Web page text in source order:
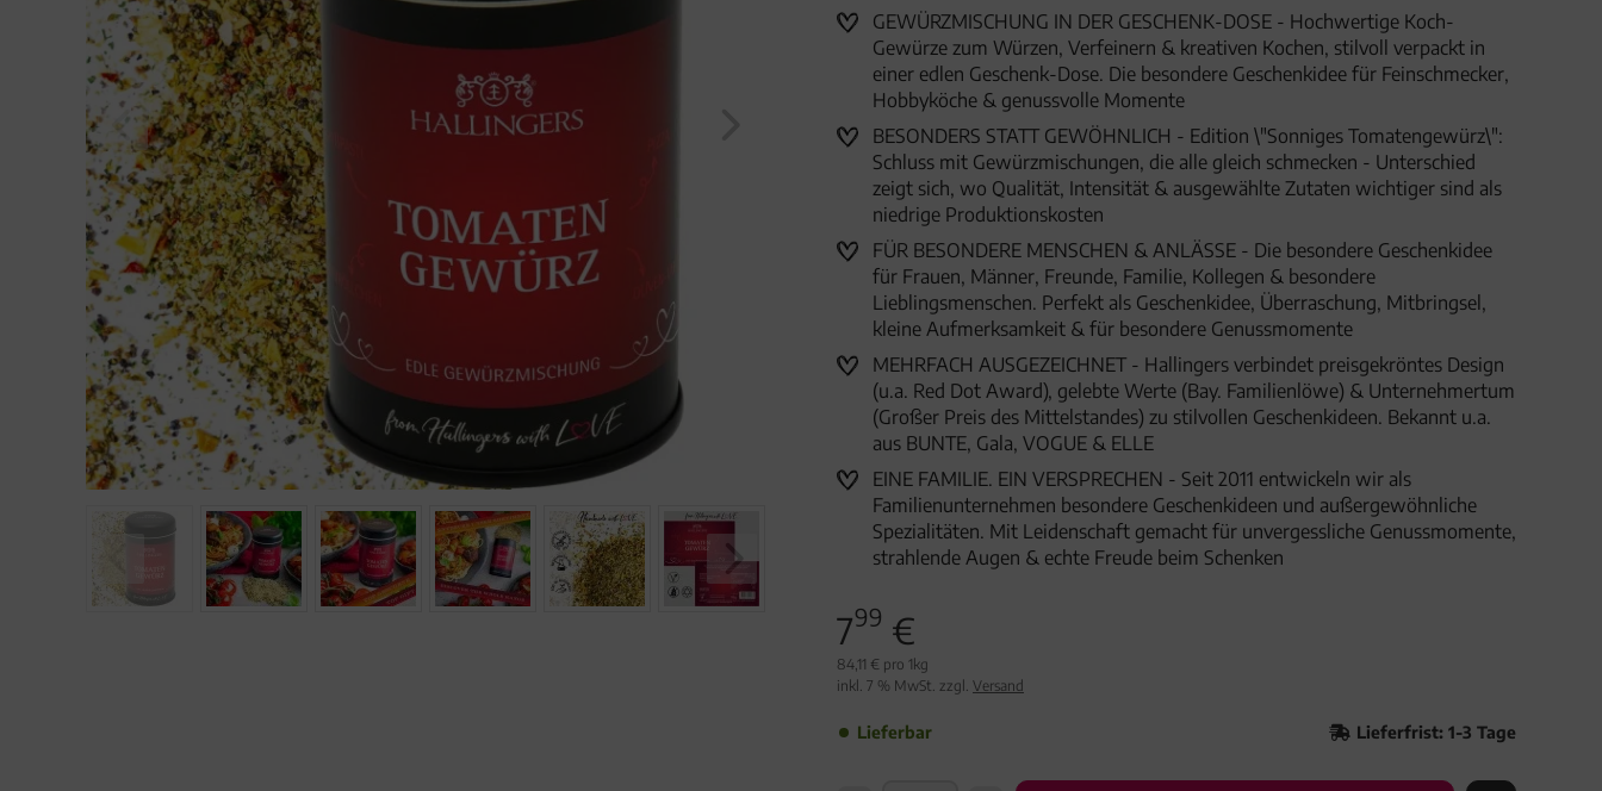
Männer
GEWÜRZMISCHUNG IN DER GESCHENK-DOSE - Hochwertige Koch-
Gewürze zum Würzen, Verfeinern & kreativen Kochen, stilvoll verpackt in
einer edlen Geschenk-Dose. Die besondere Geschenkidee für Feinschmecker,
Hobbyköche & genussvolle Momente
BESONDERS STATT GEWÖHNLICH - Edition \"Sonniges Tomatengewürz\":
Schluss mit Gewürzmischungen, die alle gleich schmecken - Unterschied
zeigt sich, wo Qualität, Intensität & ausgewählte Zutaten wichtiger sind als
niedrige Produktionskosten
FÜR BESONDERE MENSCHEN & ANLÄSSE - Die besondere Geschenkidee
für Frauen, Männer, Freunde, Familie, Kollegen & besondere
Lieblingsmenschen. Perfekt als Geschenkidee, Überraschung, Mitbringsel,
kleine Aufmerksamkeit & für besondere Genussmomente
MEHRFACH AUSGEZEICHNET - Hallingers verbindet preisgekröntes Design
(u.a. Red Dot Award), gelebte Werte (Bay. Familienlöwe) & Unternehmertum
(Großer Preis des Mittelstandes) zu stilvollen Geschenkideen. Bekannt u.a.
aus BUNTE, Gala, VOGUE & ELLE
EINE FAMILIE. EIN VERSPRECHEN - Seit 2011 entwickeln wir als
Familienunternehmen besondere Geschenkideen und außergewöhnliche
Spezialitäten. Mit Leidenschaft gemacht für unvergessliche Genussmomente,
strahlende Augen & echte Freude beim Schenken
799 €
84,11 € pro 1kg
inkl. 7 % MwSt. zzgl. Versand
Lieferbar Lieferfrist: 1-3 Tage
Geburtstag